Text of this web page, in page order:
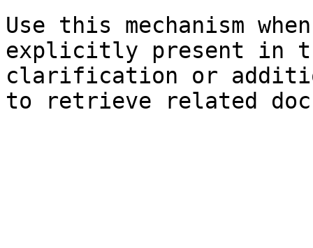
Use this mechanism
explicitly present in
clarification or